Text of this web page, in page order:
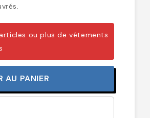
ou plus de vêtements
AU PANIER